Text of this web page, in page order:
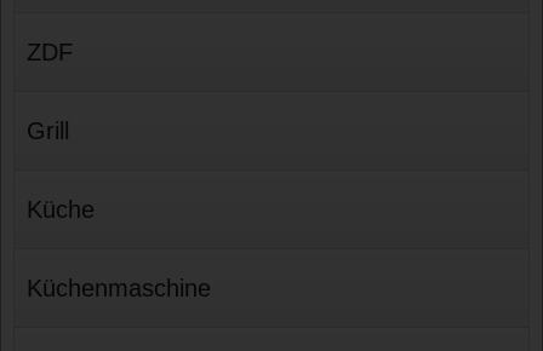
ZDF
Grill
Küche
Küchenmaschine